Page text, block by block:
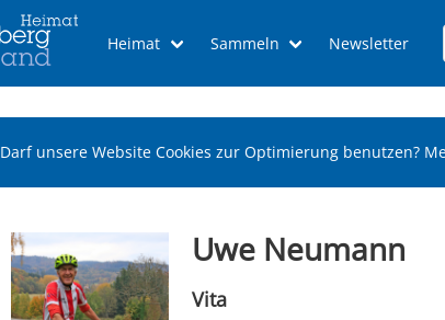
Heimat Sammeln Newsletter
Darf unsere Website Cookies zur Optimierung benutzen?
Uwe Neumann
Vita